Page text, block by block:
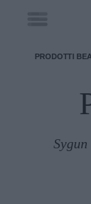
PRODOTTI